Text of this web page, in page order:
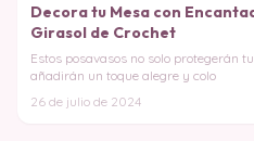
Decora tu Mesa con
Girasol de Crochet
Estos posavasos no solo protegerán
añadirán un toque alegre y colo
26 de julio de 2024